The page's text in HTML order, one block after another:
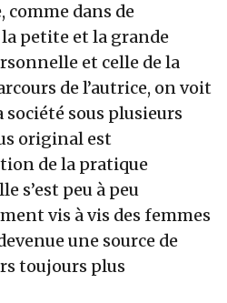
comme dans de
petite et la grande
et celle de la
de l’autrice, on voit
société sous plusieurs
original est
de la pratique
s’est peu à peu
vis à vis des femmes
une source de
toujours plus